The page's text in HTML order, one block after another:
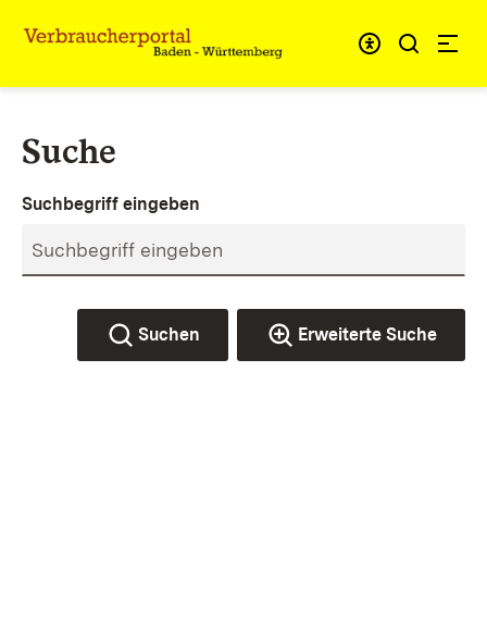
Zum Inhalt springen
Link zur Startseite
Suche
Suchbegriff eingeben
Suchen Erweiterte Suche